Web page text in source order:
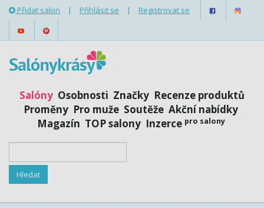
Přidat salon | Přihlásit se | Registrovat se
Salóny Osobnosti Značky Recenze produktů
Proměny Pro muže Soutěže Akční nabídky
Magazín TOP salony Inzerce pro salony